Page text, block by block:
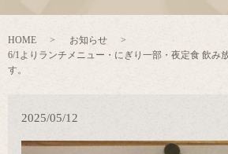
HOME
お知らせ
6/1よりランチメニュー・にぎり一部・夜定食 飲み
す。
2025/05/12